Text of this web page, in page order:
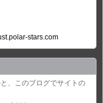
stars.com
、このブログでサイトの